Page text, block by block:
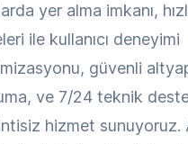
yer alma imkanı,
ile kullanıcı deneyimi
güvenli
ve 7/24 teknik
hizmet sunuyoruz.